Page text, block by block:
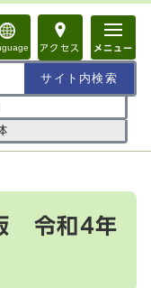
アクセス メニュー
令和4年